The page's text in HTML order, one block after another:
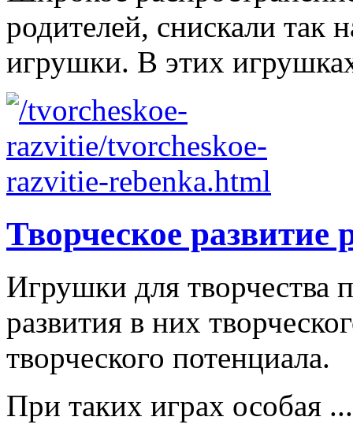
родителей, снискали так
игрушки. В этих
Творческое развитие
Игрушки для творчества
развития в них
творческого потенциала.
При таких играх особая ...